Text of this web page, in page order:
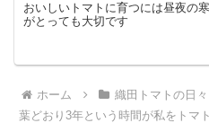
おいしいトマトに育つには昼夜の
がとっても大切です
ホーム 織田トマトの日々
葉どおり3年という時間が私をトマ